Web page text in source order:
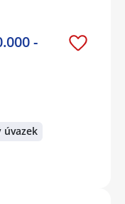
-
úvazek